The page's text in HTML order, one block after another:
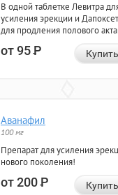
В одной таблетке Левитра
усиления эрекции и
для продления полового
от 95Р Купить
Аванафил
100 мг
Препарат для усиления
нового поколения!
от 200Р Купить